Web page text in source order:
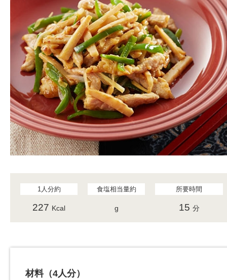
1人分約
227 Kcal
食塩相当量約
g
所要時間
15 分
材料（4人分）